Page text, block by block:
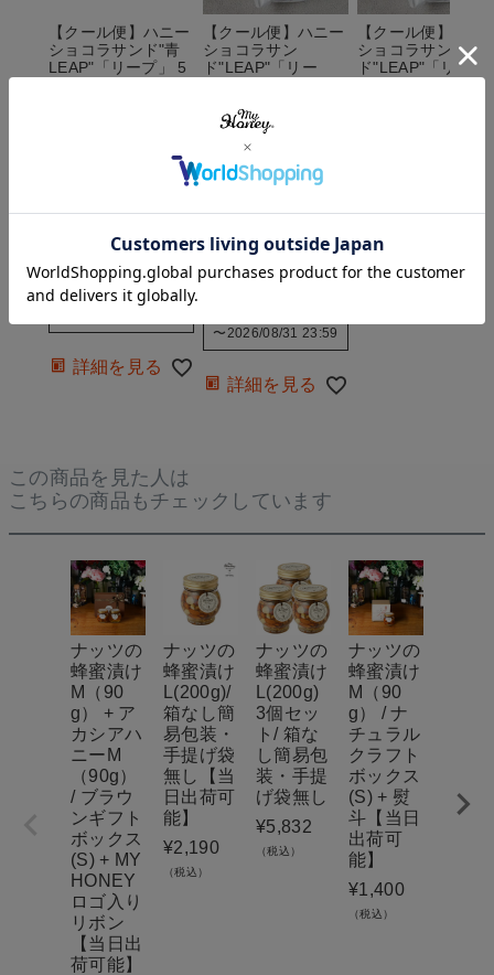
【クール便】ハニー
ショコラサンド"青
LEAP"「リープ」 5
販売期間
詳細を見る
【クール便】ハニー
ショコラサン
ド"LEAP"「リー
ン付き・手提げ袋付
き【当日出荷可能】
平日12時までのご
注文で当日出荷
当店特別価格 ¥1,280
税込
〜2026/08/31 23:59
詳細を見る
【クール便】ハニ
ショコラサン
ド"LEAP"「リー
プ」 BOX入り3枚
この商品を見た人は
こちらの商品もチェックしています
ナッツの
蜂蜜漬け
M（90
g） + ア
カシアハ
ニーM
（90g）
/ ブラウ
ンギフト
ボックス
(S) + MY
HONEY
ロゴ入り
リボン
【当日出
荷可能】
ナッツの
蜂蜜漬け
L(200g)/
箱なし簡
易包装・
手提げ袋
無し【当
日出荷可
能】
¥2,190
（税込）
ナッツの
蜂蜜漬け
L(200g)
3個セッ
ト/ 箱な
し簡易包
装・手提
げ袋無し
¥5,832
（税込）
ナッツの
蜂蜜漬け
M（90
g） / ナ
チュラル
クラフト
ボックス
(S) + 熨
斗【当日
出荷可
能】
¥1,400
（税込）